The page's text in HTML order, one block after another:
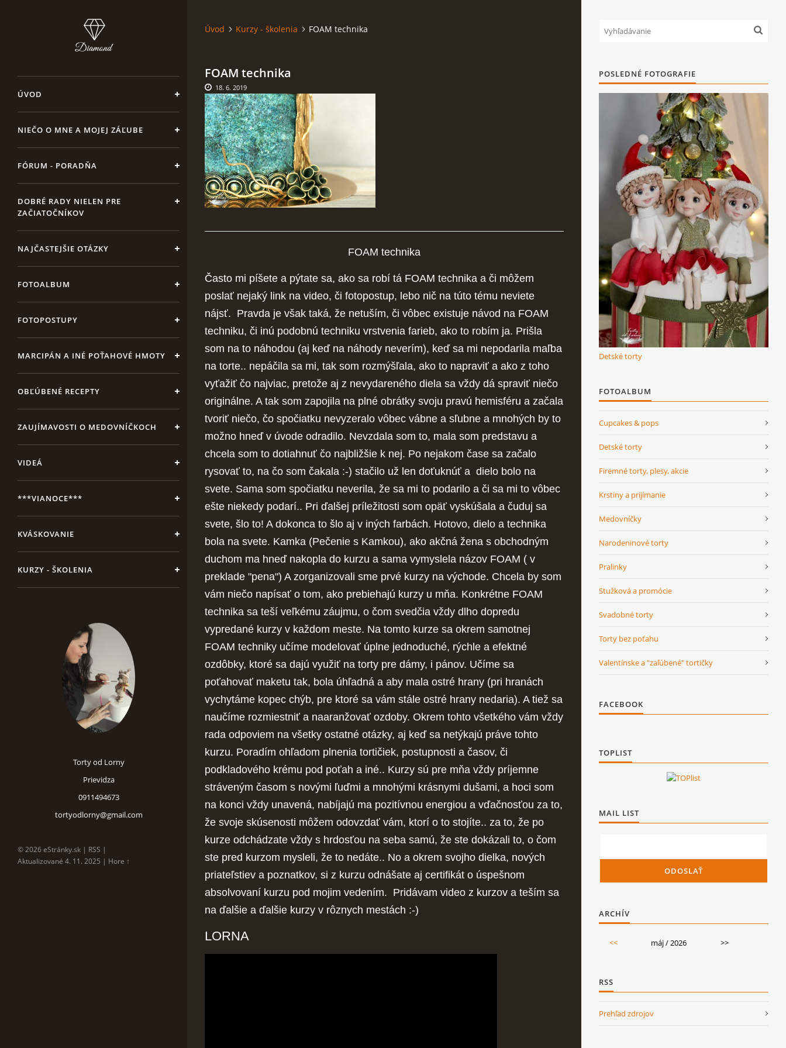
ÚVOD
NIEČO O MNE A MOJEJ ZÁĽUBE
FÓRUM - PORADŇA
DOBRÉ RADY NIELEN PRE
ZAČIATOČNÍKOV
NAJČASTEJŠIE OTÁZKY
FOTOALBUM
FOTOPOSTUPY
MARCIPÁN A INÉ POŤAHOVÉ HMOTY
OBĽÚBENÉ RECEPTY
ZAUJÍMAVOSTI O MEDOVNÍČKOCH
VIDEÁ
***VIANOCE***
KVÁSKOVANIE
KURZY - ŠKOLENIA
Torty od Lorny
Prievidza
0911494673
tortyodlorny@gmail.com
© 2026 eStránky.sk | RSS |
Aktualizované 4. 11. 2025 | Hore ↑
Úvod Kurzy - školenia FOAM technika
FOAM technika
18. 6. 2019
FOAM technika
Často mi píšete a pýtate sa, ako sa robí tá FOAM technika a či môžem
poslať nejaký link na video, či fotopostup, lebo nič na túto tému neviete
nájsť. Pravda je však taká, že netuším, či vôbec existuje návod na FOAM
techniku, či inú podobnú techniku vrstvenia farieb, ako to robím ja. Prišla
som na to náhodou (aj keď na náhody neverím), keď sa mi nepodarila maľba
na torte.. nepáčila sa mi, tak som rozmýšľala, ako to napraviť a ako z toho
vyťažiť čo najviac, pretože aj z nevydareného diela sa vždy dá spraviť niečo
originálne. A tak som zapojila na plné obrátky svoju pravú hemisféru a začala
tvoriť niečo, čo spočiatku nevyzeralo vôbec vábne a sľubne a mnohých by to
možno hneď v úvode odradilo. Nevzdala som to, mala som predstavu a
chcela som to dotiahnuť čo najbližšie k nej. Po nejakom čase sa začalo
rysovať to, na čo som čakala :-) stačilo už len doťuknúť a dielo bolo na
svete. Sama som spočiatku neverila, že sa mi to podarilo a či sa mi to vôbec
ešte niekedy podarí.. Pri ďalšej príležitosti som opäť vyskúšala a čuduj sa
svete, šlo to! A dokonca to šlo aj v iných farbách. Hotovo, dielo a technika
bola na svete. Kamka (Pečenie s Kamkou), ako akčná žena s obchodným
duchom ma hneď nakopla do kurzu a sama vymyslela názov FOAM ( v
preklade "pena") A zorganizovali sme prvé kurzy na východe. Chcela by som
vám niečo napísať o tom, ako prebiehajú kurzy u mňa. Konkrétne FOAM
technika sa teší veľkému záujmu, o čom svedčia vždy dlho dopredu
vypredané kurzy v každom meste. Na tomto kurze sa okrem samotnej
FOAM techniky učíme modelovať úplne jednoduché, rýchle a efektné
ozdôbky, ktoré sa dajú využiť na torty pre dámy, i pánov. Učíme sa
poťahovať maketu tak, bola úhľadná a aby mala ostré hrany (pri hranách
vychytáme kopec chýb, pre ktoré sa vám stále ostré hrany nedaria). A tiež sa
naučíme rozmiestniť a naaranžovať ozdoby. Okrem tohto všetkého vám vždy
rada odpoviem na všetky ostatné otázky, aj keď sa netýkajú práve tohto
kurzu. Poradím ohľadom plnenia tortičiek, postupnosti a časov, či
podkladového krému pod poťah a iné.. Kurzy sú pre mňa vždy príjemne
stráveným časom s novými ľuďmi a mnohými krásnymi dušami, a hoci som
na konci vždy unavená, nabíjajú ma pozitívnou energiou a vďačnosťou za to,
že svoje skúsenosti môžem odovzdať vám, ktorí o to stojíte.. za to, že po
kurze odchádzate vždy s hrdosťou na seba samú, že ste dokázali to, o čom
ste pred kurzom mysleli, že to nedáte.. No a okrem svojho dielka, nových
priateľstiev a poznatkov, si z kurzu odnášate aj certifikát o úspešnom
absolvovaní kurzu pod mojim vedením. Pridávam video z kurzov a teším sa
na ďalšie a ďalšie kurzy v rôznych mestách :-)
LORNA
POSLEDNÉ FOTOGRAFIE
Detské torty
FOTOALBUM
Cupcakes & pops
Detské torty
Firemné torty, plesy, akcie
Krstiny a prijímanie
Medovníčky
Narodeninové torty
Pralinky
Stužková a promócie
Svadobné torty
Torty bez poťahu
Valentínske a "zaľúbené" tortičky
FACEBOOK
TOPLIST
MAIL LIST
ARCHÍV
<< máj / 2026 >>
RSS
Prehľad zdrojov